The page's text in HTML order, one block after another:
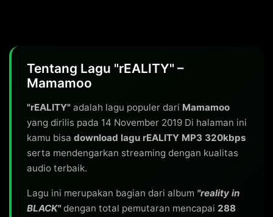
Tentang Lagu "rEALITY" –
Mamamoo
"rEALITY" adalah lagu populer dari Mamamoo
yang dirilis pada 14 November 2019 Di halaman ini
kamu bisa download lagu rEALITY MP3 320kbps
serta mendengarkan streaming dengan kualitas
audio terbaik.
Lagu ini merupakan bagian dari album "reality in
BLACK"dengan total pemutaran mencapai 288